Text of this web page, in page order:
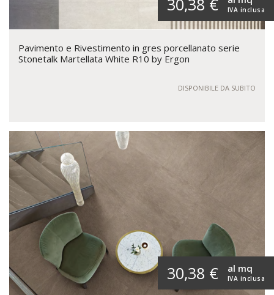
30,38 € IVA inclusa
Pavimento e Rivestimento in gres porcellanato serie
Stonetalk Martellata White R10 by Ergon
DISPONIBILE DA SUBITO
30,38 € IVA inclusa
al mq